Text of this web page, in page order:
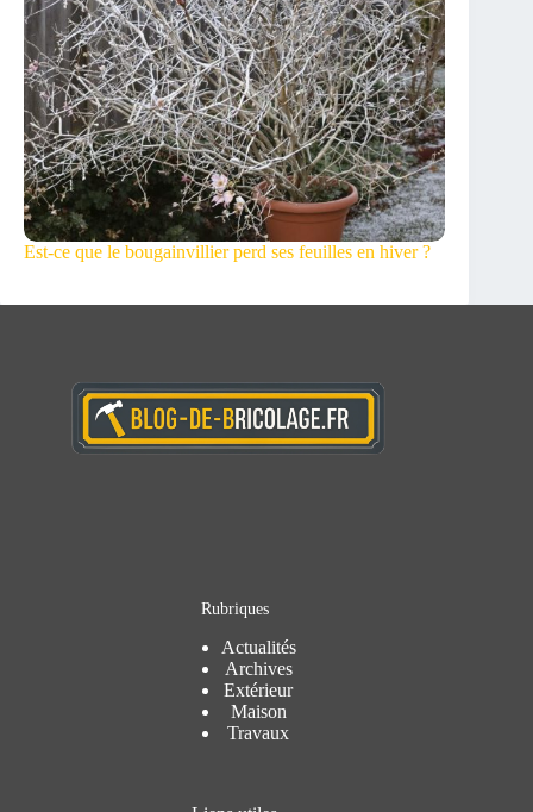
Est-ce que le bougainvillier perd ses feuilles en hiver ?
Rubriques
Actualités
Archives
Extérieur
Maison
Travaux